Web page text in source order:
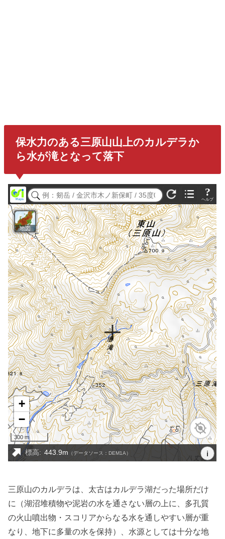
保水力のある三原山山上のカルデラか
ら水が滝となって落下
三原山のカルデラは、太古はカルデラ湖だった場所だけ
に（湖沼堆積物や泥岩の水を通さない層の上に、多孔質
の火山噴出物・スコリアからなる水を通しやすい層が重
なり、地下に多量の水を保持）、水源としては十分な地